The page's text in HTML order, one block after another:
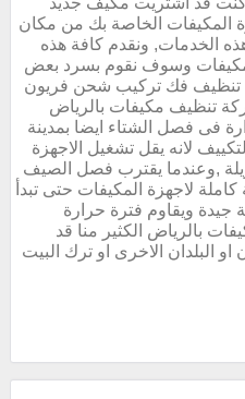
المكيفات الخاصة بك من مكان
الخدمات, ونقدم كافة هذه
وسوف نقوم بسرد بعض
تنظيف فك تركيب شحن فريون
تنظيف مكيفات بالرياض
فى فصل الشتاء ايضا بمدينة
لانه يقل تشغيل الاجهزة
,وعندما يقترب فصل الصيف
لاجهزة المكيفات حتى تبدأ
جيدة ويقاوم فترة حرارة
بالرياض الكثير منا قد
البلدان الاخرى او ترك البيت